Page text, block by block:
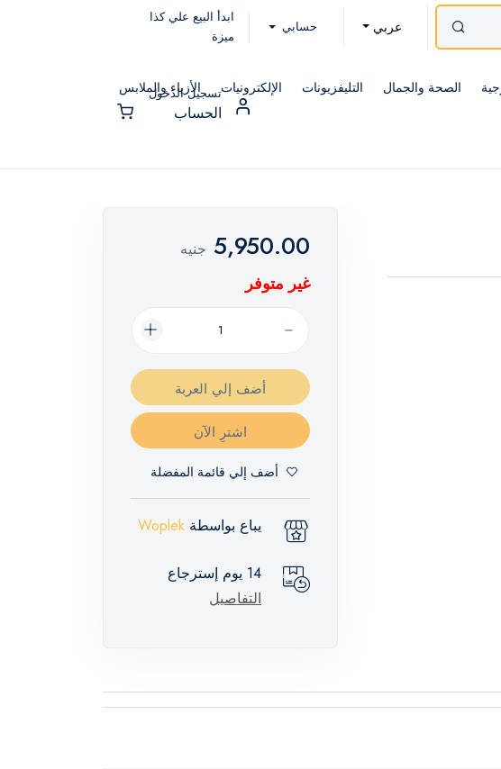
عربي حسابي
ابدأ البيع علي كذا
ميزة
الصحة والجمال التليفزيونات الإلكترونيات الأزياء والملابس
تسجيل الدخول
الحساب
5,950.00 جنيه
غير متوفر
أضف إلي العربة
اشترِ الآن
أضف إلي قائمة المفضلة
يباع بواسطة Woplek
14 يوم إسترجاع
التفاصيل